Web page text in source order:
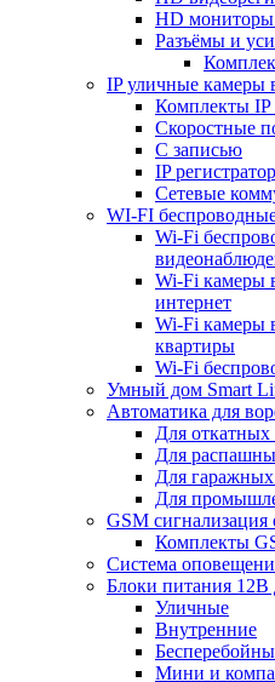
HD мониторы
Разъёмы и
IP уличные камеры
Комплекты IP
Скоростные
С записью
IP
Сетевые
WI-FI
Wi-Fi
Wi-Fi камеры
интернет
Wi-Fi камеры
квартиры
Wi-Fi
Умный дом Smart
Автоматика для
Для откатных
Для
Для
Для
GSM сигнализация
Комплекты
Cистема
Блоки питания 12В
Уличные
Внутренние
Мини и